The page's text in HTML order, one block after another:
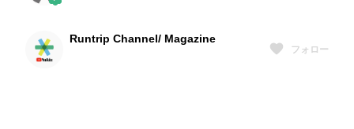
Runtrip Channel/ Magazine
フォロー